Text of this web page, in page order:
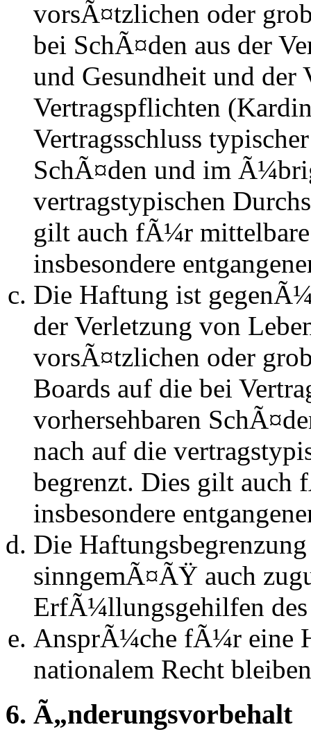
vorsÃ¤tzlichen oder
bei SchÃ¤den aus der
und Gesundheit und der
Vertragspflichten
Vertragsschluss
SchÃ¤den und im
vertragstypischen
gilt auch fÃ¼r
insbesondere
Die Haftung ist
der Verletzung von
vorsÃ¤tzlichen oder
Boards auf die bei
vorhersehbaren
nach auf die
begrenzt. Dies gilt auch
insbesondere
Die
sinngemÃ¤ÃŸ auch
ErfÃ¼llungsgehilfen des
AnsprÃ¼che fÃ¼r eine
nationalem Recht
6. Ã„nderungsvorbehalt